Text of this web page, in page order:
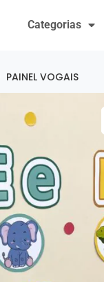
Categorias
PAINEL VOGAIS